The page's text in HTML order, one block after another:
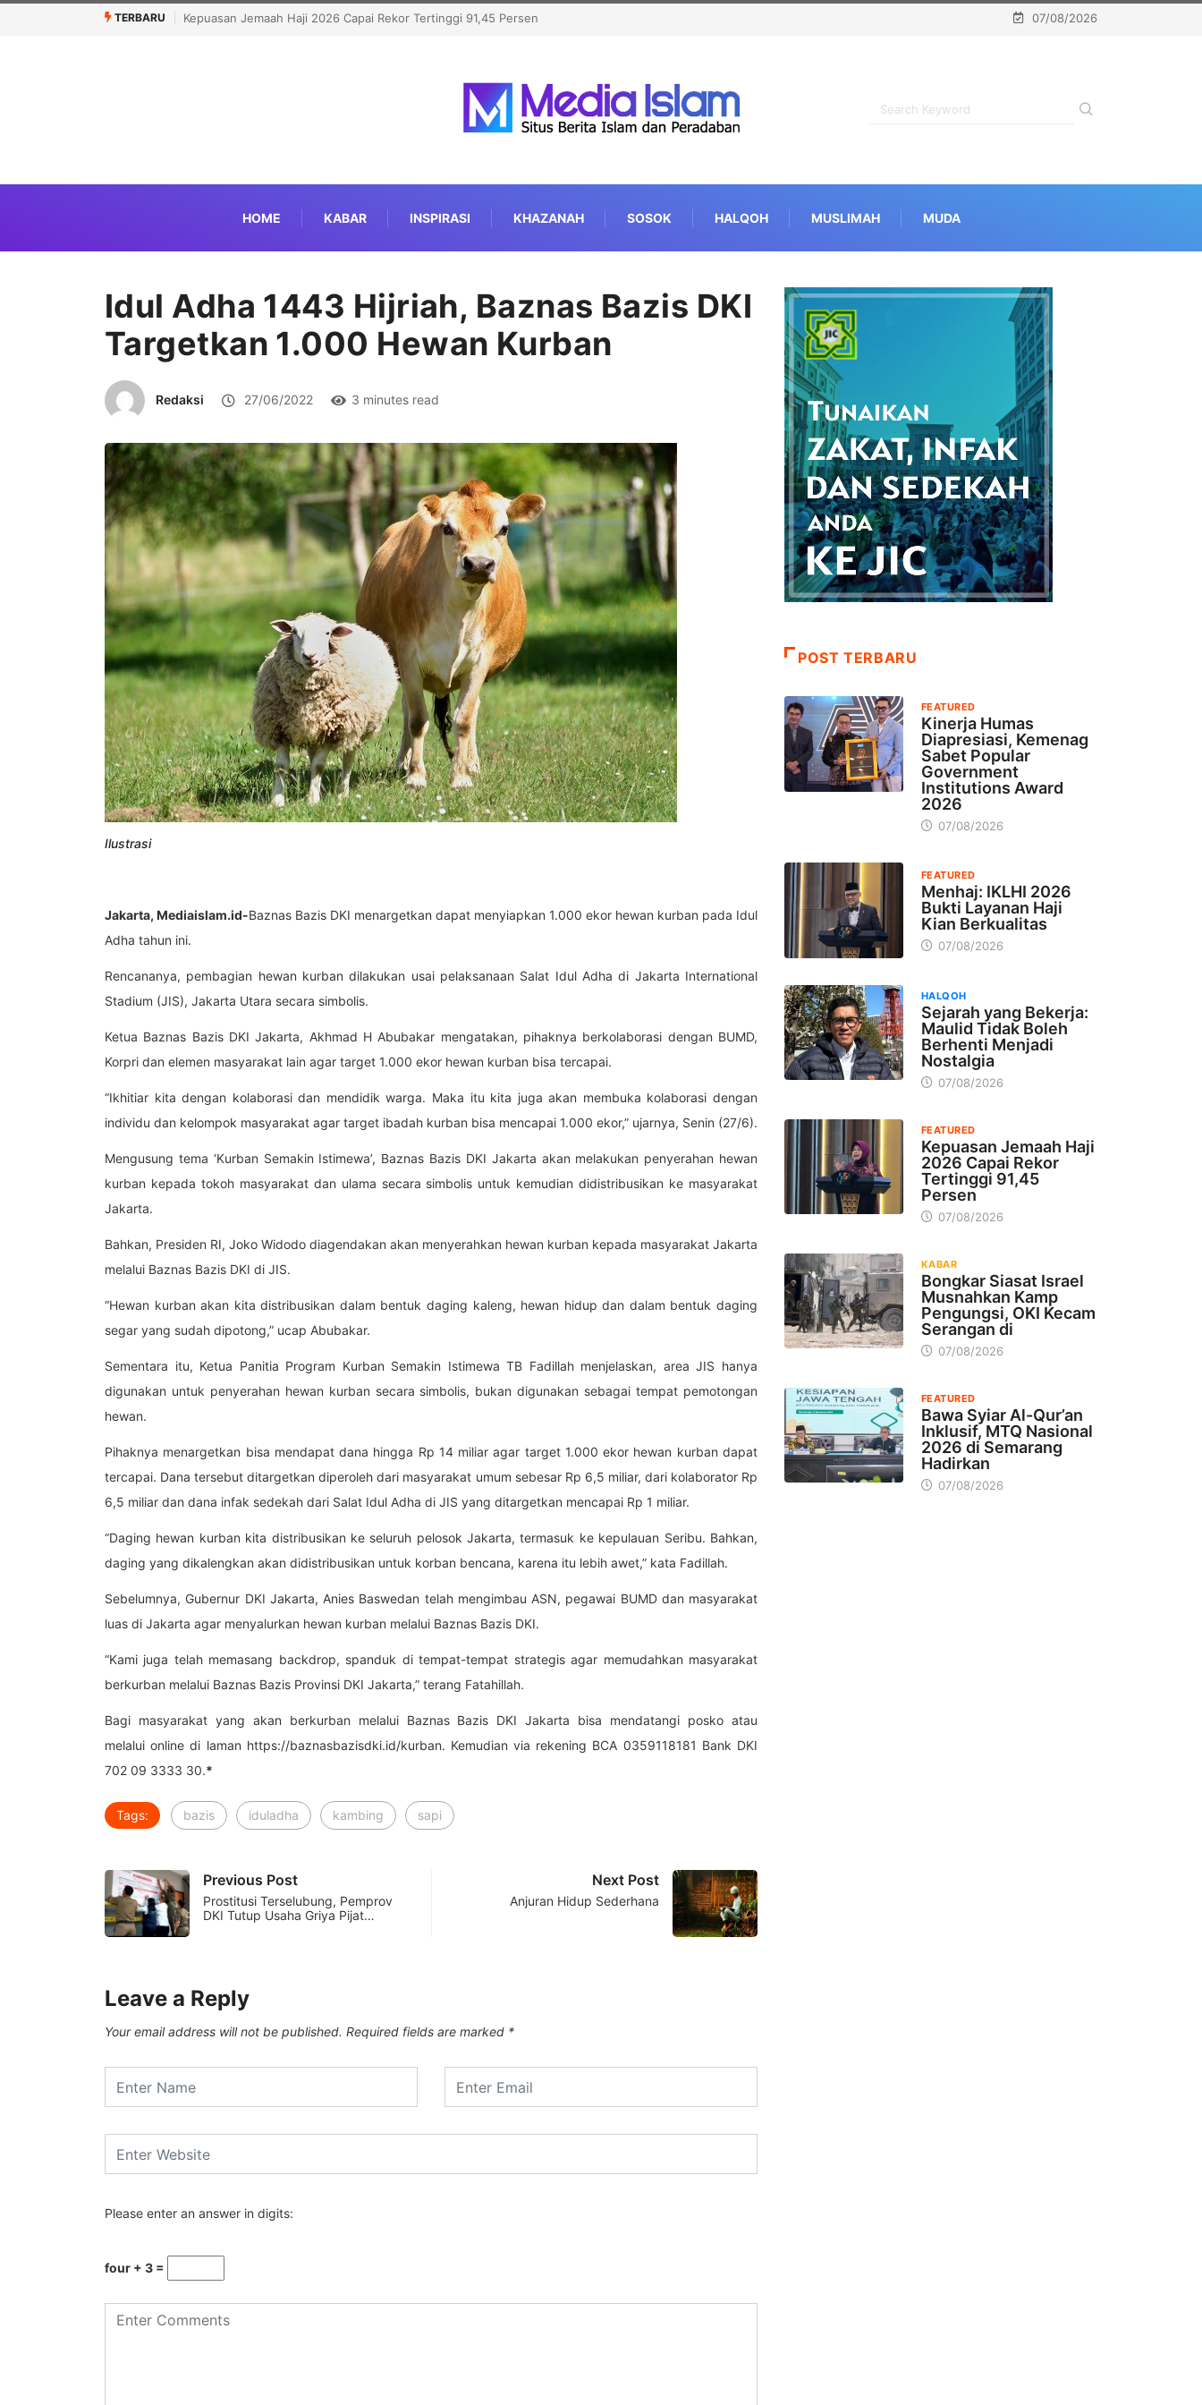
TERBARU
Capai Rekor Tertinggi 91,45 PersenBongkar Siasat Israel Musnahkan Kamp Pengungsi, OKI Kecam
07/08/2026
HOME KABAR INSPIRASI KHAZANAH SOSOK HALQOH MUSLIMAH MUDA
Idul Adha 1443 Hijriah, Baznas Bazis DKI
Targetkan 1.000 Hewan Kurban
Redaksi 27/06/2022 3 minutes read
Ilustrasi
Jakarta, Mediaislam.id-Baznas Bazis DKI menargetkan dapat menyiapkan 1.000 ekor hewan kurban pada Idul
Adha tahun ini.
Rencananya, pembagian hewan kurban dilakukan usai pelaksanaan Salat Idul Adha di Jakarta International
Stadium (JIS), Jakarta Utara secara simbolis.
Ketua Baznas Bazis DKI Jakarta, Akhmad H Abubakar mengatakan, pihaknya berkolaborasi dengan BUMD,
Korpri dan elemen masyarakat lain agar target 1.000 ekor hewan kurban bisa tercapai.
“Ikhitiar kita dengan kolaborasi dan mendidik warga. Maka itu kita juga akan membuka kolaborasi dengan
individu dan kelompok masyarakat agar target ibadah kurban bisa mencapai 1.000 ekor,” ujarnya, Senin (27/6).
Mengusung tema ‘Kurban Semakin Istimewa’, Baznas Bazis DKI Jakarta akan melakukan penyerahan hewan
kurban kepada tokoh masyarakat dan ulama secara simbolis untuk kemudian didistribusikan ke masyarakat
Jakarta.
Bahkan, Presiden RI, Joko Widodo diagendakan akan menyerahkan hewan kurban kepada masyarakat Jakarta
melalui Baznas Bazis DKI di JIS.
“Hewan kurban akan kita distribusikan dalam bentuk daging kaleng, hewan hidup dan dalam bentuk daging
segar yang sudah dipotong,” ucap Abubakar.
Sementara itu, Ketua Panitia Program Kurban Semakin Istimewa TB Fadillah menjelaskan, area JIS hanya
digunakan untuk penyerahan hewan kurban secara simbolis, bukan digunakan sebagai tempat pemotongan
hewan.
Pihaknya menargetkan bisa mendapat dana hingga Rp 14 miliar agar target 1.000 ekor hewan kurban dapat
tercapai. Dana tersebut ditargetkan diperoleh dari masyarakat umum sebesar Rp 6,5 miliar, dari kolaborator Rp
6,5 miliar dan dana infak sedekah dari Salat Idul Adha di JIS yang ditargetkan mencapai Rp 1 miliar.
“Daging hewan kurban kita distribusikan ke seluruh pelosok Jakarta, termasuk ke kepulauan Seribu. Bahkan,
daging yang dikalengkan akan didistribusikan untuk korban bencana, karena itu lebih awet,” kata Fadillah.
Sebelumnya, Gubernur DKI Jakarta, Anies Baswedan telah mengimbau ASN, pegawai BUMD dan masyarakat
luas di Jakarta agar menyalurkan hewan kurban melalui Baznas Bazis DKI.
“Kami juga telah memasang backdrop, spanduk di tempat-tempat strategis agar memudahkan masyarakat
berkurban melalui Baznas Bazis Provinsi DKI Jakarta,” terang Fatahillah.
Bagi masyarakat yang akan berkurban melalui Baznas Bazis DKI Jakarta bisa mendatangi posko atau
melaluionline di laman https://baznasbazisdki.id/kurban. Kemudian via rekening BCA 0359118181 Bank DKI
702 09 3333 30.*
Tags: bazis iduladha kambing sapi
Previous Post
Prostitusi Terselubung, Pemprov
DKI Tutup Usaha Griya Pijat…
Next Post
Anjuran Hidup Sederhana
Leave a Reply
Your email address will not be published. Required fields are marked *
Please enter an answer in digits:
four + 3 =
POST TERBARU
FEATURED
Kinerja Humas
Diapresiasi, Kemenag
Sabet Popular
Government
Institutions Award
2026
07/08/2026
FEATURED
Menhaj: IKLHI 2026
Bukti Layanan Haji
Kian Berkualitas
07/08/2026
HALQOH
Sejarah yang Bekerja:
Maulid Tidak Boleh
Berhenti Menjadi
Nostalgia
07/08/2026
FEATURED
Kepuasan Jemaah Haji
2026 Capai Rekor
Tertinggi 91,45
Persen
07/08/2026
KABAR
Bongkar Siasat Israel
Musnahkan Kamp
Pengungsi, OKI Kecam
Serangan di
07/08/2026
FEATURED
Bawa Syiar Al-Qur’an
Inklusif, MTQ Nasional
2026 di Semarang
Hadirkan
07/08/2026